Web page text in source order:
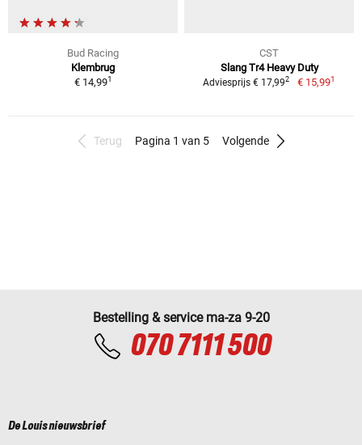
Bud Racing
Klembrug
€ 14,991
CST
Slang Tr4 Heavy Duty
Adviesprijs € 17,992 € 15,991
Terug Pagina 1 van 5 Volgende
Bestelling & service ma-za 9-20
070 7111 500
De Louis nieuwsbrief